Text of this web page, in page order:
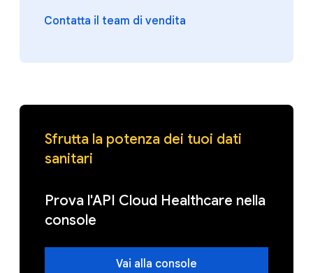
Contatta il team di vendita
Sfrutta la potenza dei tuoi dati
sanitari
Prova l'API Cloud Healthcare nella
console
Vai alla console